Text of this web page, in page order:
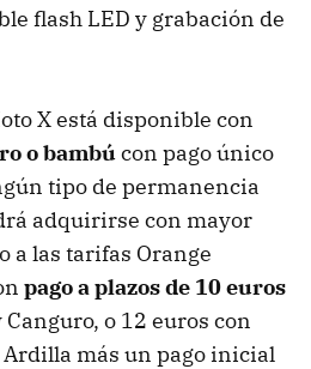
flash LED y grabación de
X está disponible con
o bambúcon pago único
tipo de permanencia
adquirirse con mayor
a las tarifas Orange
pago a plazos de 10 euros
o 12 euros con
más un pago inicial